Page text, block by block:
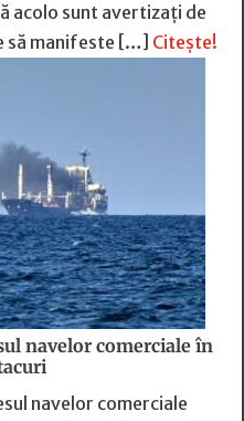
acolo sunt avertizați de
să manifeste […] Citește!
navelor comerciale în
navelor comerciale